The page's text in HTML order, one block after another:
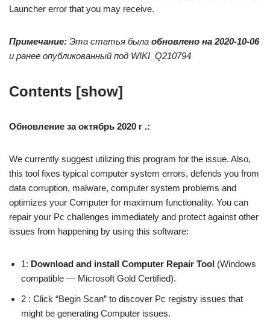
Launcher error that you may receive.
Примечание: Эта статья была обновлено на 2020-10-06
и ранее опубликованный под WIKI_Q210794
Contents [show]
Обновление за октябрь 2020 г .:
We currently suggest utilizing this program for the issue. Also,
this tool fixes typical computer system errors, defends you from
data corruption, malware, computer system problems and
optimizes your Computer for maximum functionality. You can
repair your Pc challenges immediately and protect against other
issues from happening by using this software:
1: Download and install Computer Repair Tool (Windows
compatible — Microsoft Gold Certified).
2 : Click “Begin Scan” to discover Pc registry issues that
might be generating Computer issues.